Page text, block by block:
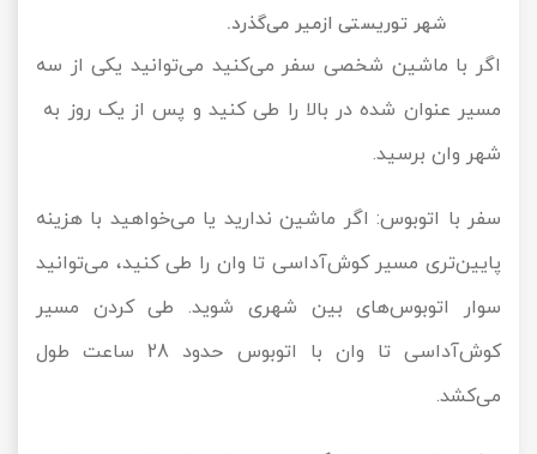
شهر توریستی ازمیر می‌گذرد.
اگر با ماشین شخصی سفر می‌کنید می‌توانید یکی از سه
مسیر عنوان شده در بالا را طی کنید و پس از یک روز به
شهر وان برسید.
سفر با اتوبوس: اگر ماشین ندارید یا می‌خواهید با هزینه‌
پایین‌تری مسیر کوش‌آداسی تا وان را طی کنید، می‌توانید
سوار اتوبوس‌های بین شهری شوید. طی کردن مسیر
کوش‌آداسی تا وان با اتوبوس حدود 28 ساعت طول
می‌کشد.